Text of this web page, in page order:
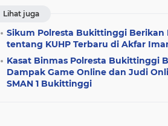
Lihat juga
Sikum Polresta Bukittinggi Berikan
tentang KUHP Terbaru di Akfar
Kasat Binmas Polresta Bukittinggi
Dampak Game Online dan Judi
SMAN 1 Bukittinggi